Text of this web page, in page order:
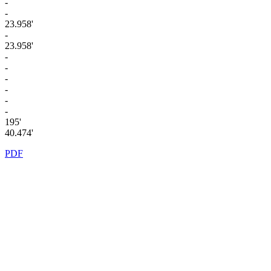
-
23.958'
-
23.958'
-
-
-
-
-
-
195'
40.474'
PDF